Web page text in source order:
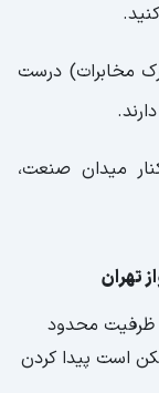
مخابرات) درست
میدان صنعت،
تهران
ظرفیت محدود
است پیدا کردن